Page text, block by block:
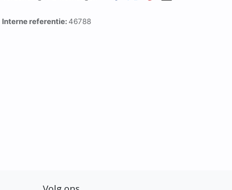
Interne referentie: 46788